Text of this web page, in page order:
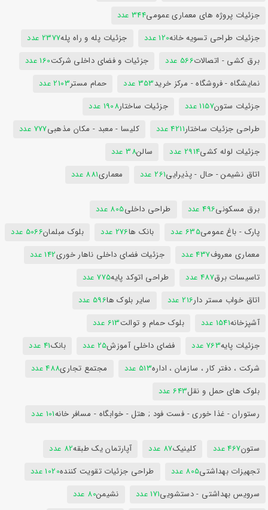
جزئیات پروژه های معماری عمومی344 عدد
جزئیات طراحی تسویه خانه120 عدد جزئیات پله و راه پله2377 عدد
برق کشی - اتصالات566 عدد جزئیات و فضای داخلی شرکت160 عدد
نمایشگاه - فروشگاه - مرکز خرید353 عدد حمام مستر2103 عدد
جزئیات ستون1157 عدد جزئیات ساختار1908 عدد
طراحی جزئیات ساختار4211 عدد کلیسا - معبد - مکان مذهبی777 عدد
جزئیات لوله کشی2914 عدد سالن38 عدد
اتاق نشیمن - حال - پذیرایی261 عدد معماری881 عدد
برق مسکونی496 عدد طراحی داخلی805 عدد
پارک - باغ عمومی635 عدد بانک ها276 عدد بلوک مبلمان5066 عدد
معماری معروف437 عدد جزئیات فضای داخلی ناهار خوری142 عدد
تاسیسات برق487 عدد طراحی اتوکد پایه775 عدد
اتاق خواب مستر دار216 عدد سایر بلوک ها596 عدد
آشپزخانه1541 عدد بلوک حمام و توالت613 عدد
جزئیات پایه763 عدد فضای داخلی آموزش25 عدد بانک41 عدد
شرکت ، دفتر کار ، سازمان ، اداره513 عدد مجتمع تجاری488 عدد
بلوک های حمل و نقل643 عدد
رستوران - غذا خوری - فست فود ; هتل - خوابگاه - مسافر خانه101 عدد
ستون467 عدد کلینیک87 عدد آپارتمان یک طبقه82 عدد
تجهیزات بهداشتی805 عدد طراحی جزئیات تقویت کننده1020 عدد
سرویس بهداشتی - دستشویی171 عدد نشیمن80 عدد